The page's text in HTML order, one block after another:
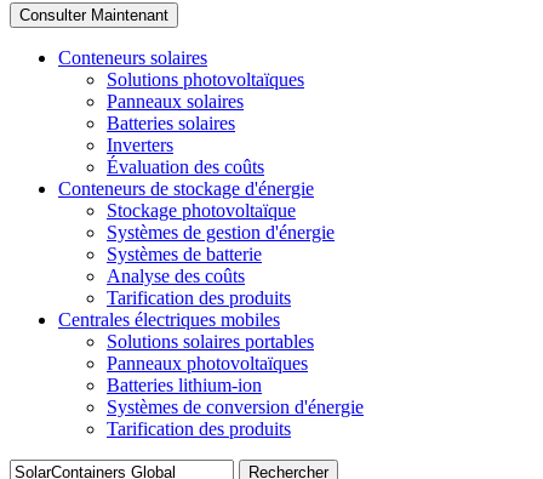
Conteneurs solaires
Solutions photovoltaïques
Panneaux solaires
Batteries solaires
Inverters
Évaluation des coûts
Conteneurs de stockage d'énergie
Stockage photovoltaïque
Systèmes de gestion d'énergie
Systèmes de batterie
Analyse des coûts
Tarification des produits
Centrales électriques mobiles
Solutions solaires portables
Panneaux photovoltaïques
Batteries lithium-ion
Systèmes de conversion d'énergie
Tarification des produits
Rechercher